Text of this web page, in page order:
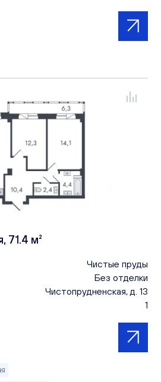
71.4 м²
Чистые пруды
Без отделки
Чистопрудненская, д. 13
1